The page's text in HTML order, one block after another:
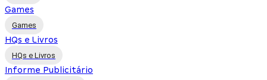
Games
Games
HQs e Livros
HQs e Livros
Informe Publicitário